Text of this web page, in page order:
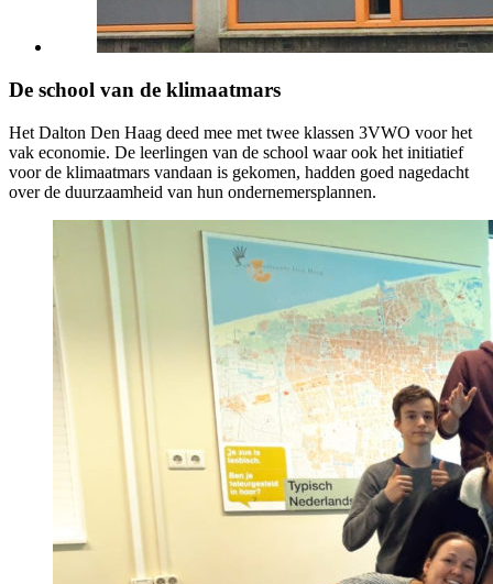
De school van de klimaatmars
Het Dalton Den Haag deed mee met twee klassen 3VWO voor het
vak economie. De leerlingen van de school waar ook het initiatief
voor de klimaatmars vandaan is gekomen, hadden goed nagedacht
over de duurzaamheid van hun ondernemersplannen.